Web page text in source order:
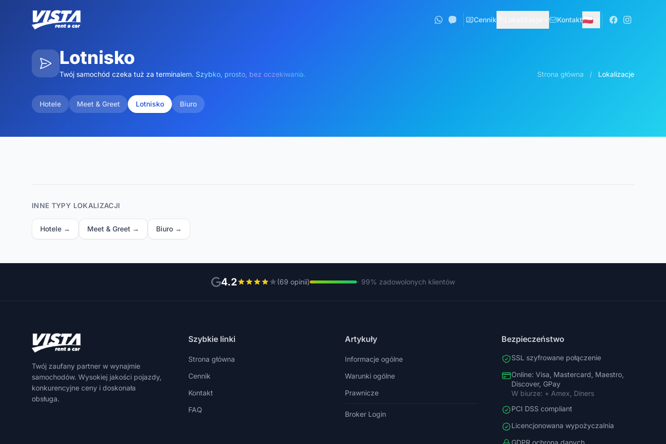
Cennik Kontakt🇵🇱
Lotnisko
Twój samochód czeka tuż za terminalem. Szybko, prosto, bez oczekiwania. Strona główna / Lokalizacje
Hotele Meet & Greet Lotnisko Biuro
Lotnisko SPLIT (SPU)
INNE TYPY LOKALIZACJI
Hotele → Meet & Greet → Biuro →
4.2 (69 opinii) · 99% zadowolonych klientów
Twój zaufany partner w wynajmie
samochodów. Wysokiej jakości pojazdy,
konkurencyjne ceny i doskonała
obsługa.
Szybkie linki
Strona główna
Cennik
Kontakt
FAQ
Artykuły
Informacje ogólne
Warunki ogólne
Prawnicze
Broker Login
Bezpieczeństwo
SSL szyfrowane połączenie
Online: Visa, Mastercard, Maestro,
Discover, GPay
W biurze: + Amex, Diners
PCI DSS compliant
Licencjonowana wypożyczalnia
GDPR ochrona danych